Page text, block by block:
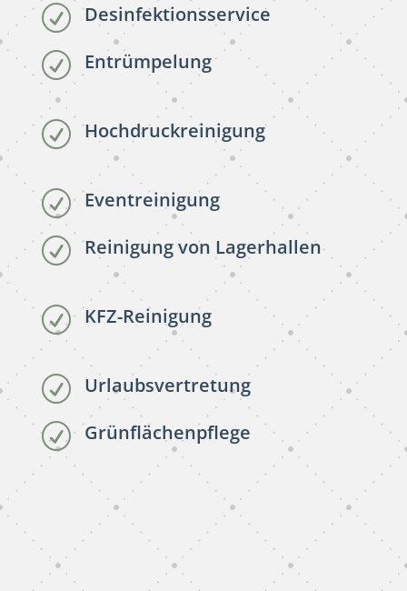
R Desinfektionsservice
R Entrümpelung
R Hochdruckreinigung
R Eventreinigung
R Reinigung von Lagerhallen
R KFZ-Reinigung
R Urlaubsvertretung
R Grünflächenpflege
subunternehmer reinigung
Bad Krozingen